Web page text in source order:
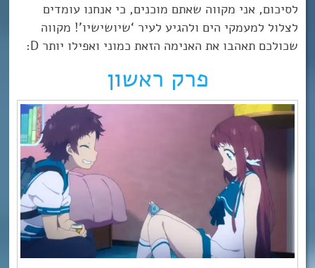
לסיכום, אני מקווה שאתם מוכנים, כי אנחנו עומדים
לצלול למעמקי הים ולהגיע לעיר ‘שיושישיו’! מקווה
שכולכם תאהבו את האנימה הזאת כמוני ואפילו יותר D:
פרק ראשון